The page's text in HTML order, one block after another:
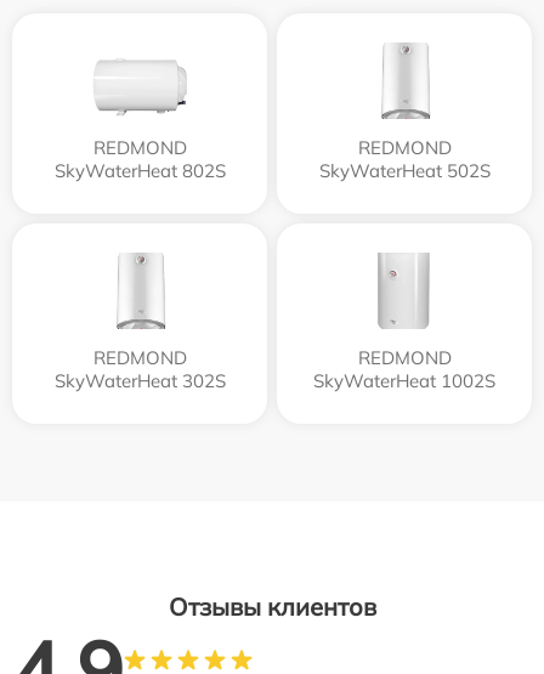
REDMOND
SkyWaterHeat 802S
REDMOND
SkyWaterHeat 502S
REDMOND
SkyWaterHeat 302S
REDMOND
SkyWaterHeat 1002S
Отзывы клиентов